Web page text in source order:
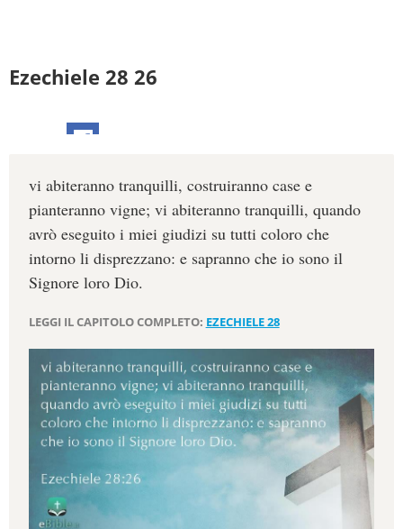
Ezechiele 28 26
vi abiteranno tranquilli, costruiranno case e
pianteranno vigne; vi abiteranno tranquilli, quando
avrò eseguito i miei giudizi su tutti coloro che
intorno li disprezzano: e sapranno che io sono il
Signore loro Dio.
LEGGI IL CAPITOLO COMPLETO: EZECHIELE 28